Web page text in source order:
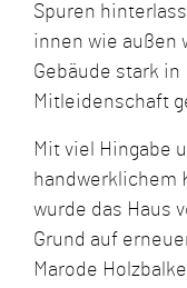
Spuren
innen wie außen
Gebäude stark in
Mitleidenschaft
Mit viel Hingabe
handwerklichem
wurde das Haus
Grund auf
Marode